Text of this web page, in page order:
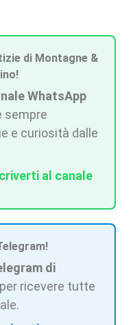
di Montagne &
WhatsApp
sempre
e curiosità dalle
al canale
di
per ricevere tutte